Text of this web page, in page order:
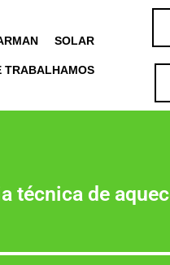
SOLAR
TRABALHAMOS
técnica de